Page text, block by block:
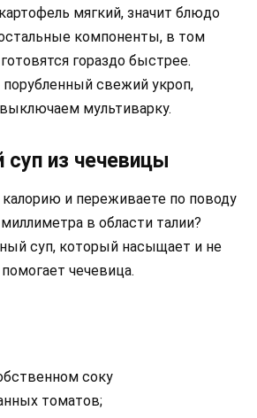
мягкий, значит блюдо
компоненты, в том
гораздо быстрее.
свежий укроп,
мультиварку.
суп из чечевицы
и переживаете по поводу
в области талии?
суп, который насыщает и не
чечевица.
соку
томатов;